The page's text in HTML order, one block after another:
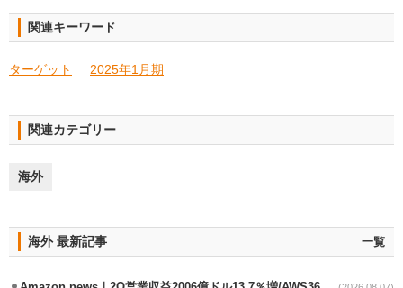
関連キーワード
ターゲット 2025年1月期
関連カテゴリー
海外
海外 最新記事 一覧